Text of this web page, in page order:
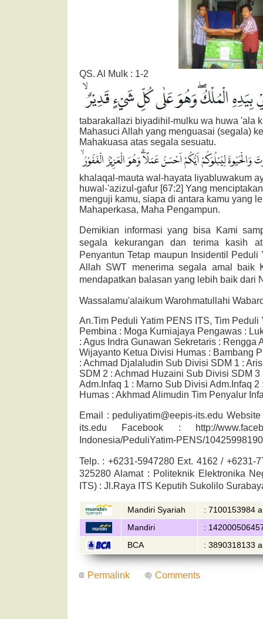
QS. Al Mulk : 1-2
tabarakallazi biyadihil-mulku wa huwa 'ala
Mahasuci Allah yang menguasai (segala)
Mahakuasa atas segala sesuatu.
khalaqal-mauta wal-hayata liyabluwakum
huwal-'azizul-gafur [67:2] Yang
menguji kamu, siapa di antara kamu yang
Mahaperkasa, Maha Pengampun.
Demikian informasi yang bisa Kami
segala kekurangan dan terima kasih
Penyantun Tetap maupun Insidentil
Allah SWT menerima segala amal baik
mendapatkan balasan yang lebih baik
Wassalamu'alaikum Warohmatullahi
An.Tim Peduli Yatim PENS ITS, Tim Peduli
Pembina : Moga Kurniajaya Pengawas :
: Agus Indra Gunawan Sekretaris : Rengga
Wijayanto Ketua Divisi Humas : Bambang
: Achmad Djalaludin Sub Divisi SDM 1 :
SDM 2 : Achmad Huzaini Sub Divisi SDM
Adm.Infaq 1 : Marno Sub Divisi Adm.Infaq
Humas : Akhmad Alimudin Tim Penyalur
Email : peduliyatim@eepis-its.edu
its.edu Facebook : http://
Indonesia/PeduliYatim-PENS/
Telp. : +6231-5947280 Ext. 4162 / +6231-
325280 Alamat : Politeknik Elektronika
ITS) : Jl.Raya ITS Keputih Sukolilo
Mandiri Syariah
: 7100153984
Mandiri
:
BCA
: 3890318133
Permalink Comments